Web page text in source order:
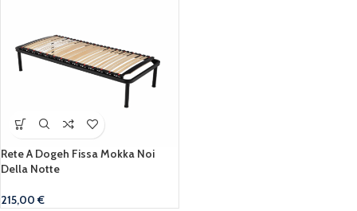
Rete A Dogeh Fissa Mokka Noi
Della Notte
215,00€